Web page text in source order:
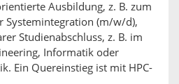
Ausbildung, z. B. zum
Systemintegration (m/w/d),
Studienabschluss, z. B. im
Informatik oder
Ein Quereinstieg ist mit HPC-